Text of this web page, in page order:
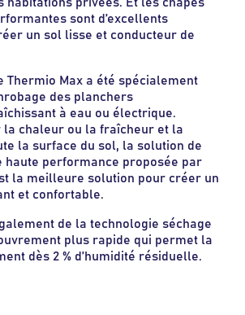
habitations privées. Et les chapes
sont d’excellents
un sol lisse et conducteur de
Thermio Max a été spécialement
des planchers
à eau ou électrique.
la chaleur ou la fraîcheur et la
la surface du sol, la solution de
haute performance proposée par
la meilleure solution pour créer un
et confortable.
de la technologie séchage
plus rapide qui permet la
dès 2 % d’humidité résiduelle.